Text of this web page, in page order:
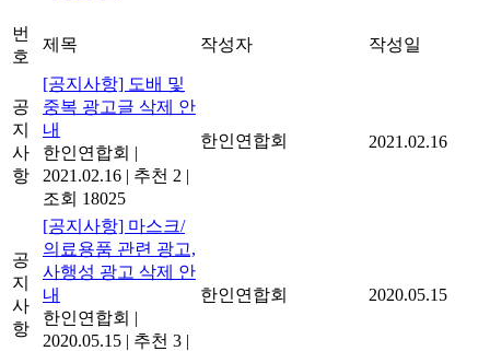
번
호
제목 작성자 작성일
공
지
사
항
[공지사항] 도배 및
중복 광고글 삭제 안
내
한인연합회 |
2021.02.16 | 추천 2 |
조회 18025
한인연합회 2021.02.16
공
지
사
항
[공지사항] 마스크/
의료용품 관련 광고,
사행성 광고 삭제 안
내
한인연합회 |
2020.05.15 | 추천 3 |
한인연합회 2020.05.15